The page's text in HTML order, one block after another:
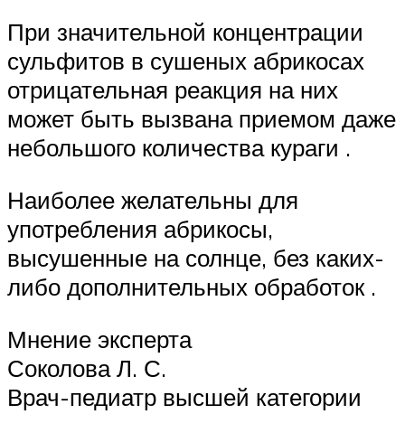
При значительной концентрации
сульфитов в сушеных абрикосах
отрицательная реакция на них
может быть вызвана приемом даже
небольшого количества кураги .
Наиболее желательны для
употребления абрикосы,
высушенные на солнце, без каких-
либо дополнительных обработок .
Мнение эксперта
Соколова Л. С.
Врач-педиатр высшей категории